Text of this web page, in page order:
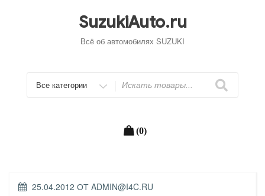
SuzukiAuto.ru
Всё об автомобилях SUZUKI
Искать
(0)
ОПУБЛИКОВАНО
25.04.2012 ОТ ADMIN@I4C.RU